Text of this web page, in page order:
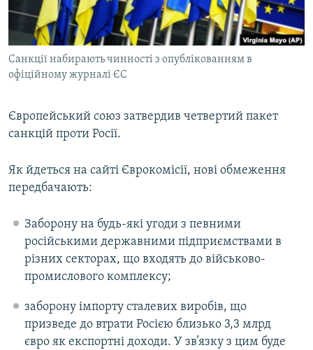
ВІДЕОУРОКИ «ELIFBE»
СВІДЧЕННЯ ОКУПАЦІЇ
УКРАЇНСЬКА ПРОБЛЕМА КРИМУ
Русский
Qırımtatar
Санкції набирають чинності з опублікованням в
офіційному журналі ЄС
Європейський союз затвердив четвертий пакет
санкцій проти Росії.
Як йдеться на сайті Єврокомісії, нові обмеження
передбачають:
Заборону на будь-які угоди з певними
російськими державними підприємствами в
різних секторах, що входять до військово-
промислового комплексу;
заборону імпорту сталевих виробів, що
призведе до втрати Росією близько 3,3 млрд
євро як експортні доходи. У зв’язку з цим буде